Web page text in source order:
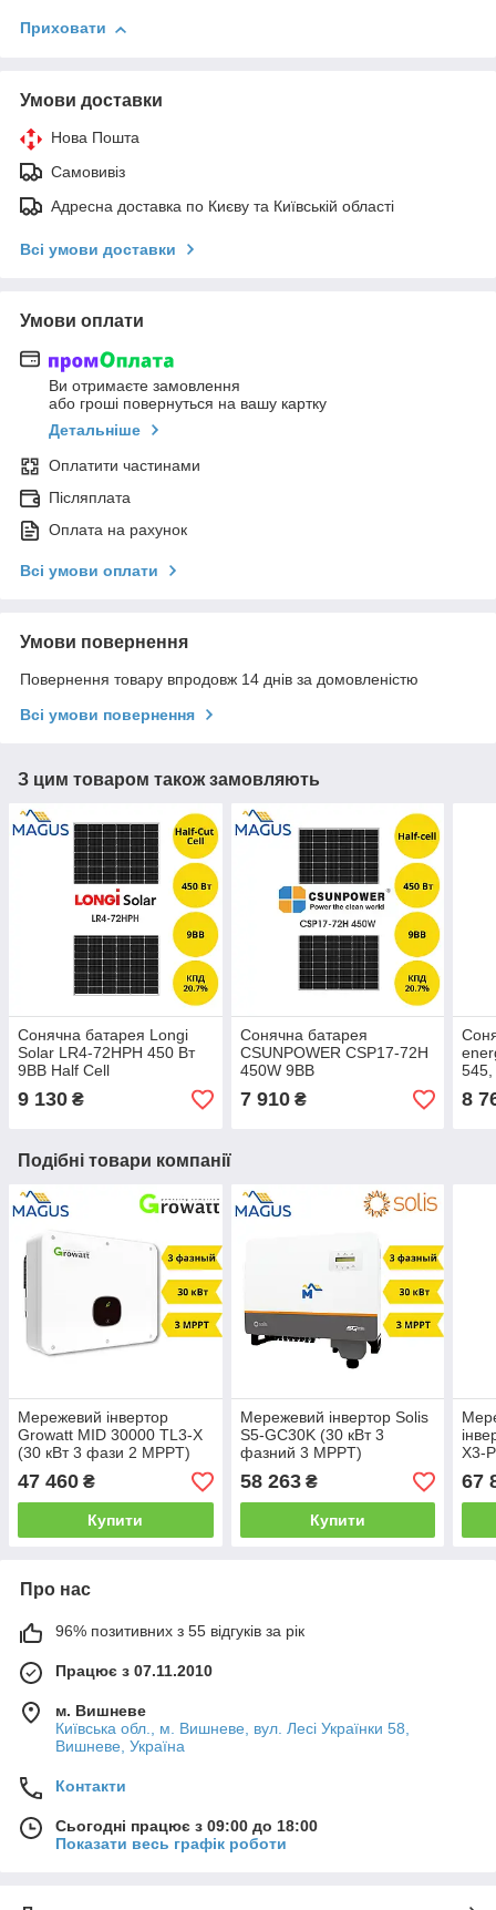
Приховати
Умови доставки
Нова Пошта
Самовивіз
Адресна доставка по Києву та Київській області
Всі умови доставки
Умови оплати
Ви отримаєте замовлення
або гроші повернуться на вашу картку
Детальніше
Оплатити частинами
Післяплата
Оплата на рахунок
Всі умови оплати
Умови повернення
Повернення товару впродовж 14 днів за домовленістю
Всі умови повернення
З цим товаром також замовляють
Сонячна батарея Longi
Solar LR4-72HPH 450 Вт
9BB Half Cell
(багатононісталічна)
9 130 ₴
Сонячна батарея
CSUNPOWER CSP17-72H
450W 9BB
7 910₴
545,
8
Подібні товари компанії
Мережевий інвертор
Growatt MID 30000 TL3-X
(30 кВт 3 фази 2 MPPT)
47 460 ₴
Купити
Мережевий інвертор Solis
S5-GC30K (30 кВт 3
фазний 3 MPPT)
58 263₴
Купити
Х3-
67
Про нас
96% позитивних з 55 відгуків за рік
Працює з 07.11.2010
м. Вишневе
Київська обл., м. Вишневе, вул. Лесі Українки 58,
Вишневе, Україна
Контакти
Сьогодні працює з 09:00 до 18:00
Показати весь графік роботи